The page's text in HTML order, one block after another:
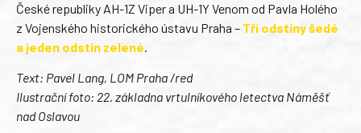
České republiky AH-1Z Viper a UH-1Y Venom od Pavla Holého
z Vojenského historického ústavu Praha – Tři odstíny šedé
a jeden odstín zelené.
Text: Pavel Lang, LOM Praha /red
Ilustrační foto: 22. základna vrtulníkového letectva Náměšť
nad Oslavou